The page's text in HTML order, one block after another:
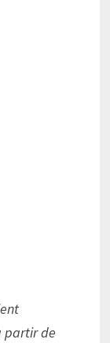
partir de